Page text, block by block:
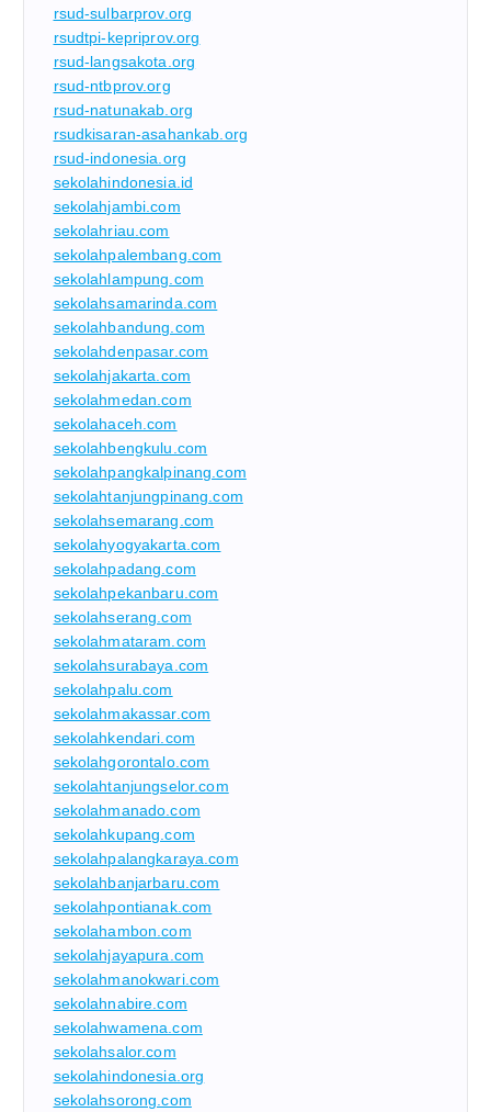
rsud-sulbarprov.org
rsudtpi-kepriprov.org
rsud-langsakota.org
rsud-ntbprov.org
rsud-natunakab.org
rsudkisaran-asahankab.org
rsud-indonesia.org
sekolahindonesia.id
sekolahjambi.com
sekolahriau.com
sekolahpalembang.com
sekolahlampung.com
sekolahsamarinda.com
sekolahbandung.com
sekolahdenpasar.com
sekolahjakarta.com
sekolahmedan.com
sekolahaceh.com
sekolahbengkulu.com
sekolahpangkalpinang.com
sekolahtanjungpinang.com
sekolahsemarang.com
sekolahyogyakarta.com
sekolahpadang.com
sekolahpekanbaru.com
sekolahserang.com
sekolahmataram.com
sekolahsurabaya.com
sekolahpalu.com
sekolahmakassar.com
sekolahkendari.com
sekolahgorontalo.com
sekolahtanjungselor.com
sekolahmanado.com
sekolahkupang.com
sekolahpalangkaraya.com
sekolahbanjarbaru.com
sekolahpontianak.com
sekolahambon.com
sekolahjayapura.com
sekolahmanokwari.com
sekolahnabire.com
sekolahwamena.com
sekolahsalor.com
sekolahindonesia.org
sekolahsorong.com